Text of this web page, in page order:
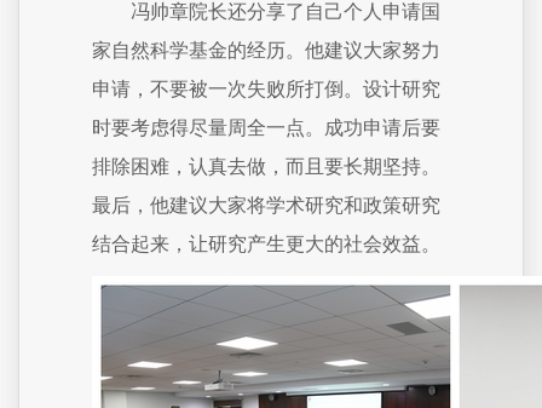
冯帅章院长还分享了自己个人申请国
家自然科学基金的经历。他建议大家努力
申请，不要被一次失败所打倒。设计研究
时要考虑得尽量周全一点。成功申请后要
排除困难，认真去做，而且要长期坚持。
最后，他建议大家将学术研究和政策研究
结合起来，让研究产生更大的社会效益。